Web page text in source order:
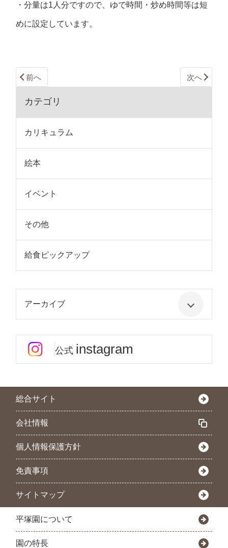
・分量は1人分ですので、ゆで時間・炒め時間等は短
めに設定しています。
前へ 次へ
カテゴリ
カリキュラム
絵本
イベント
その他
給食ピックアップ
アーカイブ
公式 instagram
総合サイト
会社情報
個人情報保護方針
免責事項
サイトマップ
平塚園について
園の特長